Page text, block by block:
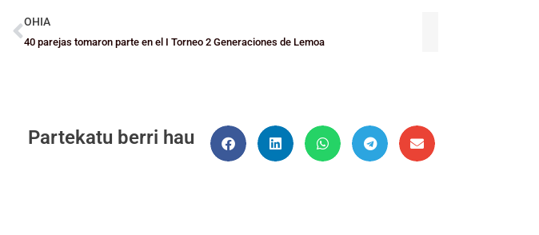
OHIA
40 parejas tomaron parte en el I Torneo 2 Generaciones de Lemoa
Partekatu berri hau